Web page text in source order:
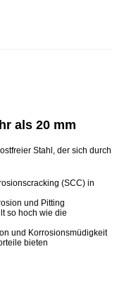
als 20 mm
Stahl, der sich durch
(SCC) in
und Pitting
so hoch wie die
und Korrosionsmüdigkeit
bieten